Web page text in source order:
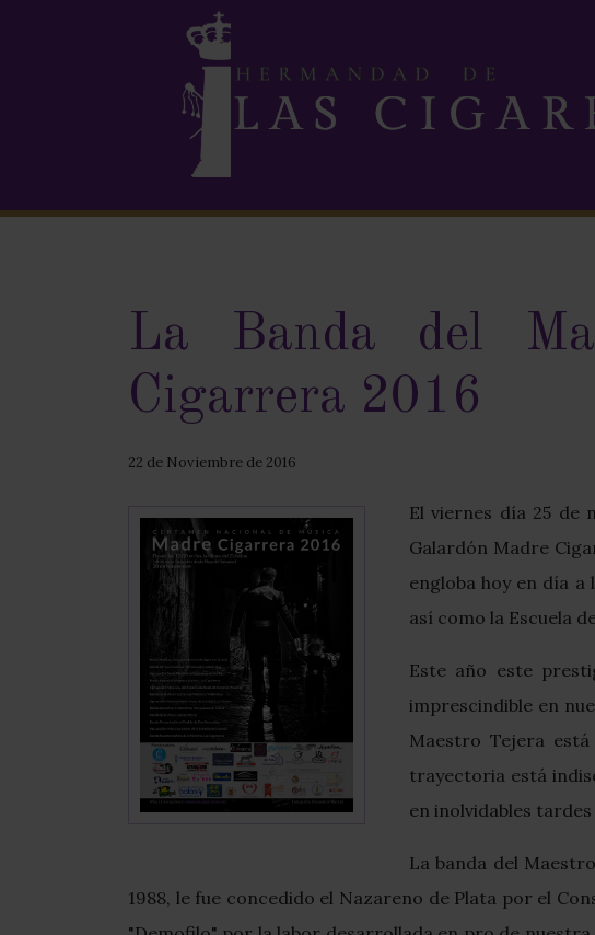
La Banda del
Cigarrera 2016
22 de Noviembre de 2016
El viernes día 25 de
Galardón Madre
engloba hoy en día a
así como la Escuela
Este año este
imprescindible en
Maestro Tejera
trayectoria está
en inolvidables
La banda del
1988, le fue concedido el Nazareno de Plata por el